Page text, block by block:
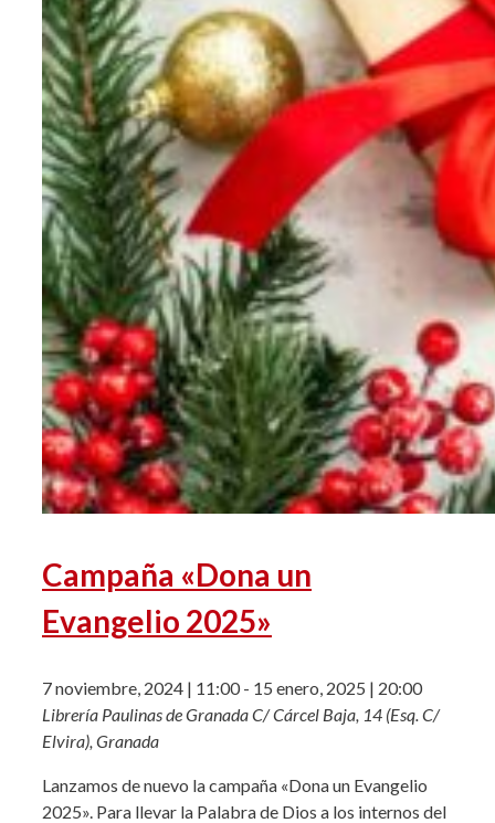
Campaña «Dona un
Evangelio 2025»
7 noviembre, 2024 | 11:00- 15 enero, 2025 | 20:00
Librería Paulinas de GranadaC/ Cárcel Baja, 14 (Esq. C/
Elvira), Granada
Lanzamos de nuevo la campaña «Dona un Evangelio
2025». Para llevar la Palabra de Dios a los internos del